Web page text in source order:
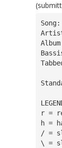
r =
h =
/ =
\ =